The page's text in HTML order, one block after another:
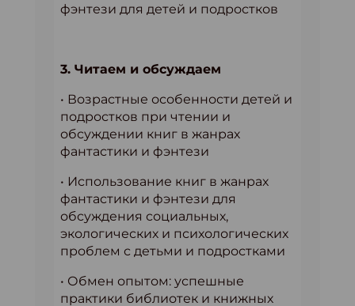
фэнтези для детей и подростков
3. Читаем и обсуждаем
• Возрастные особенности детей и
подростков при чтении и
обсуждении книг в жанрах
фантастики и фэнтези
• Использование книг в жанрах
фантастики и фэнтези для
обсуждения социальных,
экологических и психологических
проблем с детьми и подростками
• Обмен опытом: успешные
практики библиотек и книжных